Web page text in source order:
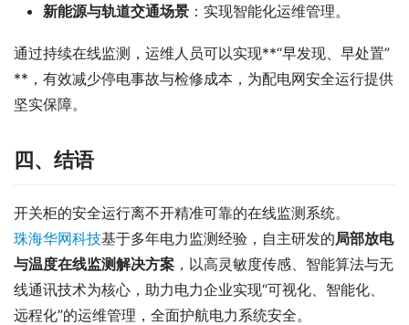
新能源与轨道交通场景 ：实现智能化运维管理。
通过持续在线监测，运维人员可以实现**“早发现、早处置”
**，有效减少停电事故与检修成本，为配电网安全运行提供
坚实保障。
四、结语
开关柜的安全运行离不开精准可靠的在线监测系统。
珠海华网科技基于多年电力监测经验，自主研发的局部放电
与温度在线监测解决方案 ，以高灵敏度传感、智能算法与无
线通讯技术为核心，助力电力企业实现“可视化、智能化、
远程化”的运维管理，全面护航电力系统安全。